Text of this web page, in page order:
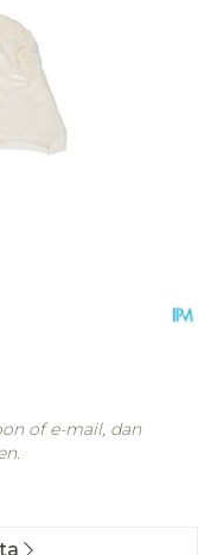
of e-mail, dan